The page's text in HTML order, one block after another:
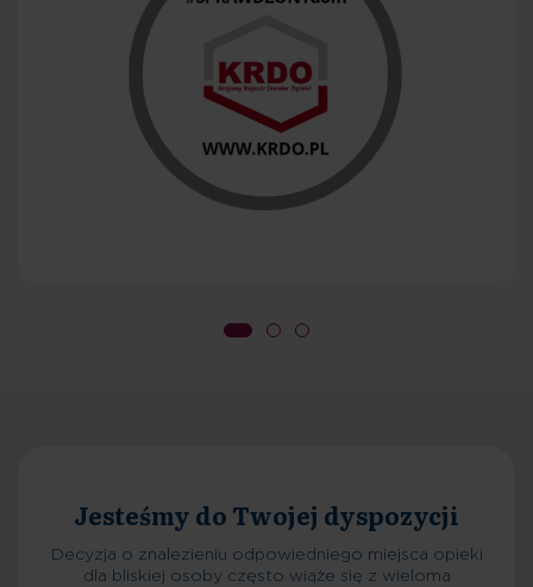
Decyzja o przyjęciu
Decyzja o znalezieniu odpowiedniego miejsca opieki
dla bliskiej osoby często wiąże się z wieloma